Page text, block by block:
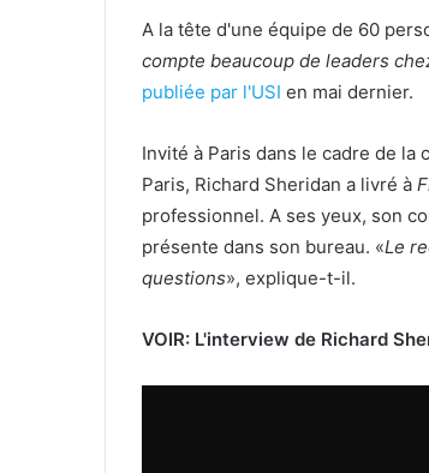
A la tête d'une équipe de 60
compte beaucoup de leaders
publiée par l'USI en mai dernier.
Invité à Paris dans le cadre de la
Paris, Richard Sheridan a livré à
professionnel. A ses yeux, son
présente dans son bureau. «Le
questions», explique-t-il.
VOIR: L'interview de Richard